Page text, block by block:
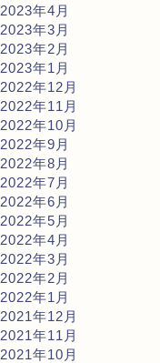
2023年4月
2023年3月
2023年2月
2023年1月
2022年12月
2022年11月
2022年10月
2022年9月
2022年8月
2022年7月
2022年6月
2022年5月
2022年4月
2022年3月
2022年2月
2022年1月
2021年12月
2021年11月
2021年10月